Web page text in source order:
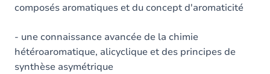
composés aromatiques et du concept d'aromaticité
- une connaissance avancée de la chimie
hétéroaromatique, alicyclique et des principes de
synthèse asymétrique